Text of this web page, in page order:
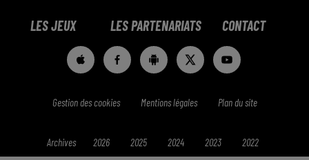
LES JEUX LES PARTENARIATS CONTACT
Gestion des cookies Mentions légales Plan du site
Archives 2026 2025 2024 2023 2022